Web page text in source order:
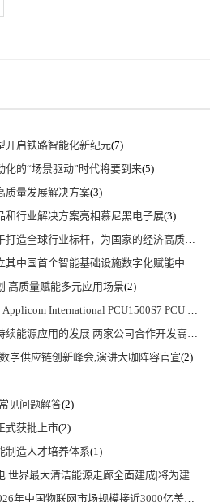
开启铁路智能化新纪元(7)
的“场景驱动”时代将要到来(5)
质量发展解决方案(3)
和行业解决方案亮相慕尼黑电子展(3)
经济高质量发展贡献更大力量|上海电气集团党委书记、董事长吴磊来访
中国首个智能基础设施数字化赋能中心
高质量赋能多元应用场景(2)
International PCU1500S7 PCU 1500 S7 V4.5.0
司合作开发高性能储能和太阳能组串式逆变器方案 以实现可持续的未来
字供应链创新峰会,演讲大咖阵容官宣(2)
见问题解答(2)
式获批上市(2)
制造人才培养体系(1)
成|将为建设新型能源体系、保障国家能源安全、实现“双碳”目标提供有力支撑
接近3000亿美元 智慧工厂、智慧城市、智慧电网等将占60%以上